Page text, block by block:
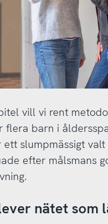
vill vi rent
flera barn i
slumpmässigt
efter målsmans
nätet som